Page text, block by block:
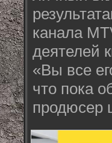
канала
деятелей
«Вы все
что пока
продюсер